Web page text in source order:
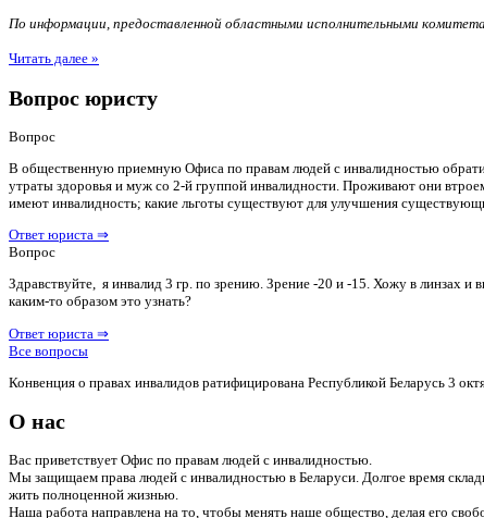
По информации, предоставленной областными исполнительными
Читать далее »
Вопрос юристу
Вопрос
В общественную приемную Офиса по правам людей с инвалидностью
утраты здоровья и муж со 2-й группой инвалидности. Проживают они
имеют инвалидность; какие льготы существуют для улучшения
Ответ юриста ⇒
Вопрос
Здравствуйте, я инвалид 3 гр. по зрению. Зрение -20 и -15. Хожу в линзах
каким-то образом это узнать?
Ответ юриста ⇒
Все вопросы
Конвенция о правах инвалидов ратифицирована Республикой Беларусь 3
О нас
Вас приветствует Офис по правам людей с инвалидностью.
Мы защищаем права людей с инвалидностью в Беларуси. Долгое время
жить полноценной жизнью.
Наша работа направлена на то, чтобы менять наше общество, делая его